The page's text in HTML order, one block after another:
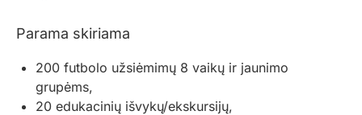
Parama skiriama
200 futbolo užsiėmimų 8 vaikų ir jaunimo
grupėms,
20 edukacinių išvykų/ekskursijų,